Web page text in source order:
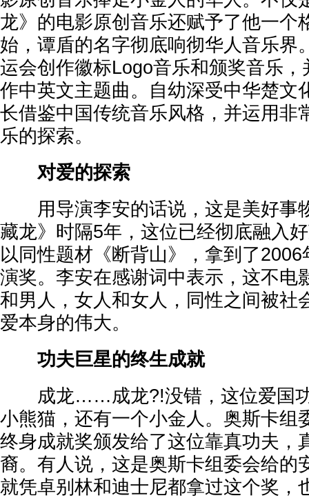
龙》的电影原创音乐还赋予了他一个
始，谭盾的名字彻底响彻华人音乐界
运会创作徽标Logo音乐和颁奖音乐
作中英文主题曲。自幼深受中华楚文
长借鉴中国传统音乐风格，并运用非
乐的探索。
对爱的探索
用导演李安的话说，这是美好事
藏龙》时隔5年，这位已经彻底融入
以同性题材《断背山》，拿到了
演奖。李安在感谢词中表示，这不电
和男人，女人和女人，同性之间被社
爱本身的伟大。
功夫巨星的终生成就
成龙……成龙?!没错，这位爱国功
小熊猫，还有一个小金人。奥斯卡组
终身成就奖颁发给了这位靠真功夫，
裔。有人说，这是奥斯卡组委会给的
就凭卓别林和迪士尼都拿过这个奖，